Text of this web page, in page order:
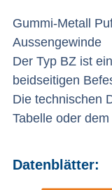
Gummi-Metall
Aussengewinde
Der Typ BZ ist
beidseitigen
Die technischen
Tabelle oder
Datenblätter: